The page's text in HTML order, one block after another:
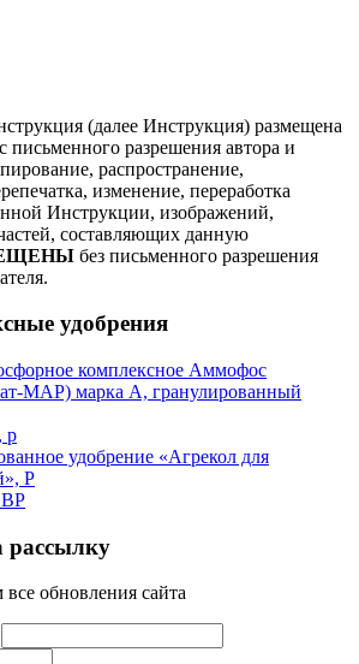
(далее Инструкция) размещена
с письменного разрешения автора и
распространение,
изменение, переработка
Инструкции, изображений,
составляющих данную
без письменного разрешения
удобрения
комплексное Аммофос
МАР) марка А, гранулированный
р
удобрение «Агрекол для
Р
ВР
рассылку
обновления сайта